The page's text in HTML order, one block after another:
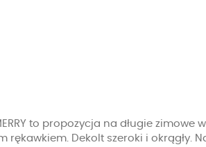
to propozycja na długie zimowe
rękawkiem. Dekolt szeroki i okrągły.